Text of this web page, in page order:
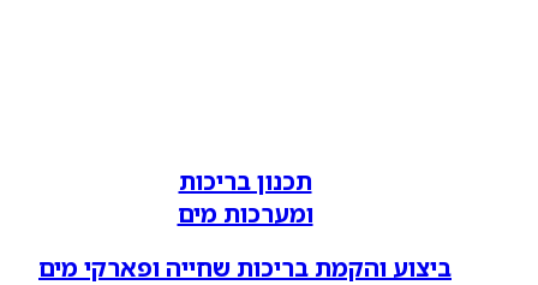
תכנון בריכות
ומערכות מים
ביצוע והקמת בריכות שחייה ופארקי מים